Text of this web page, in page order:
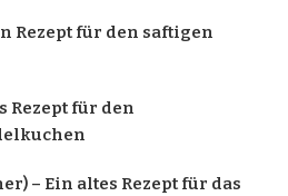
Rezept für den saftigen
Rezept für den
– Ein altes Rezept für das